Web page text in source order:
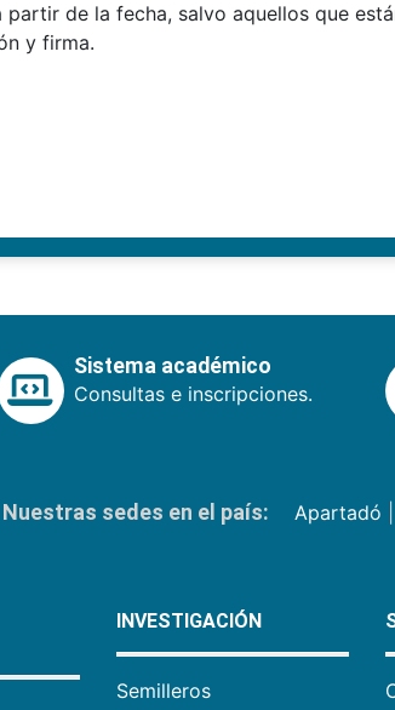
de la fecha, salvo aquellos que
y firma.
Sistema académico
Consultas e inscripciones.
Nuestras sedes en el país: Apartadó
INVESTIGACIÓN
Semilleros